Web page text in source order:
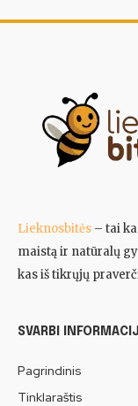
Lieknosbitės – tai
maistą ir natūralų
kas iš tikrųjų
SVARBI
Pagrindinis
Tinklaraštis